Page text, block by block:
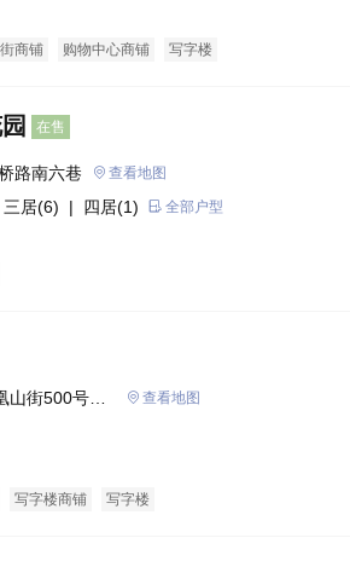
商铺 购物中心商铺 写字楼
在售
路南六巷 查看地图
居(6) | 四居(1) 全部户型
山街500号
查看地图
写字楼商铺 写字楼